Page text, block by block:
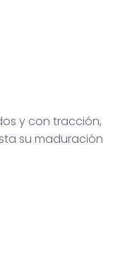
y con tracción,
su maduración